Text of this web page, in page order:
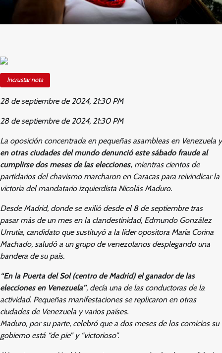
Incrustar nota
28 de septiembre de 2024, 21:30 PM
28 de septiembre de 2024, 21:30 PM
La oposición concentrada en pequeñas asambleas en Venezuela y
en otras ciudades del mundo denunció este sábado fraude al
cumplirse dos meses de las elecciones, mientras cientos de
partidarios del chavismo marcharon en Caracas para reivindicar la
victoria del mandatario izquierdista Nicolás Maduro.
Desde Madrid, donde se exilió desde el 8 de septiembre tras
pasar más de un mes en la clandestinidad, Edmundo González
Urrutia, candidato que sustituyó a la líder opositora María Corina
Machado, saludó a un grupo de venezolanos desplegando una
bandera de su país.
“En la Puerta del Sol (centro de Madrid) el ganador de las
elecciones en Venezuela”, decía una de las conductoras de la
actividad. Pequeñas manifestaciones se replicaron en otras
ciudades de Venezuela y varios países.
Maduro, por su parte, celebró que a dos meses de los comicios su
gobierno está “de pie” y “victorioso”.